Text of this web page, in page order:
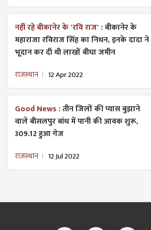
नहीं रहे बीकानेर के 'रवि राज' :बीकानेर के
महाराजा रविराज सिंह का निधन, इनके दादा ने
भूदान कर दी थी लाखों बीघा जमीन
राजस्थान 12 Apr 2022
Good News :तीन जिलों की प्यास बुझाने
वाले बीसलपुर बांध में पानी की आवक शुरू,
309.12 हुआ गेज
राजस्थान 12 Jul 2022